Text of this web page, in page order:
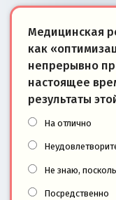
Медицинская
как
непрерывно
настоящее
результаты
На отлично
Не знаю,
Посредственно